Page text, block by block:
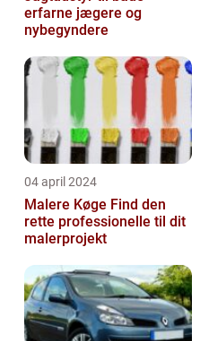
erfarne jægere og
nybegyndere
04 april 2024
Malere Køge Find den
rette professionelle til dit
malerprojekt